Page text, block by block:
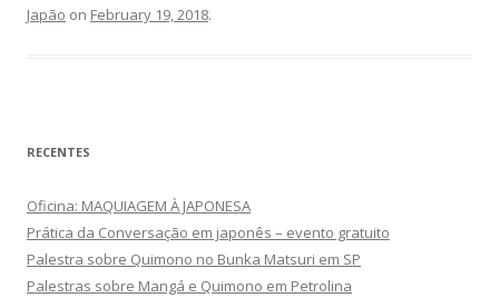
Japão on February 19, 2018.
RECENTES
Oficina: MAQUIAGEM À JAPONESA
Prática da Conversação em japonês – evento gratuito
Palestra sobre Quimono no Bunka Matsuri em SP
Palestras sobre Mangá e Quimono em Petrolina